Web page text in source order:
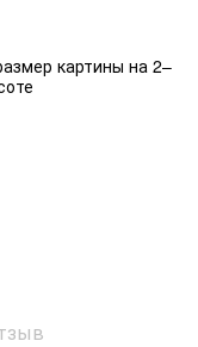
картины на 2–